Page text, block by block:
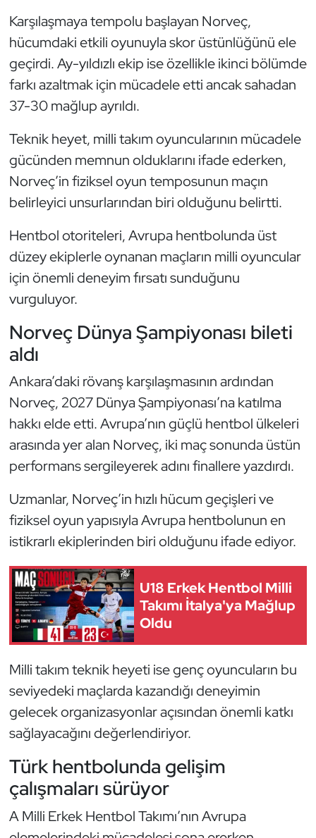
Karşılaşmaya tempolu başlayan Norveç,
hücumdaki etkili oyunuyla skor üstünlüğünü ele
geçirdi. Ay-yıldızlı ekip ise özellikle ikinci bölümde
farkı azaltmak için mücadele etti ancak sahadan
37-30 mağlup ayrıldı.
Teknik heyet, milli takım oyuncularının mücadele
gücünden memnun olduklarını ifade ederken,
Norveç’in fiziksel oyun temposunun maçın
belirleyici unsurlarından biri olduğunu belirtti.
Hentbol otoriteleri, Avrupa hentbolunda üst
düzey ekiplerle oynanan maçların milli oyuncular
için önemli deneyim fırsatı sunduğunu
vurguluyor.
Norveç Dünya Şampiyonası bileti
aldı
Ankara’daki rövanş karşılaşmasının ardından
Norveç, 2027 Dünya Şampiyonası’na katılma
hakkı elde etti. Avrupa’nın güçlü hentbol ülkeleri
arasında yer alan Norveç, iki maç sonunda üstün
performans sergileyerek adını finallere yazdırdı.
Uzmanlar, Norveç’in hızlı hücum geçişleri ve
fiziksel oyun yapısıyla Avrupa hentbolunun en
istikrarlı ekiplerinden biri olduğunu ifade ediyor.
U18 Erkek Hentbol Milli
Takımı İtalya'ya Mağlup
Oldu
Milli takım teknik heyeti ise genç oyuncuların bu
seviyedeki maçlarda kazandığı deneyimin
gelecek organizasyonlar açısından önemli katkı
sağlayacağını değerlendiriyor.
Türk hentbolunda gelişim
çalışmaları sürüyor
A Milli Erkek Hentbol Takımı’nın Avrupa
İşitme Engelli Sporcular
Judo ve Kuraş
Kano ve Rafting
Karate
Kayak
Kick Boks
Kürek
Masa Tenisi
Modern Pentatlon
Motor Sporları
Okçuluk
Optimist
Oryantiring
Özel Sporcular
Paralimpik
Satranç
Su Topu
Sualtı Sporları
Tekvando
Tenis